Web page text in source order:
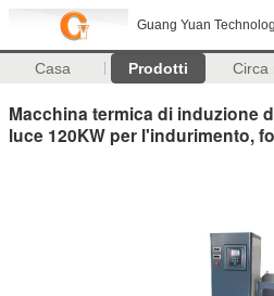
Guang Yuan
Casa Prodotti Circa
Macchina termica di induzione
luce 120KW per l'indurimento,